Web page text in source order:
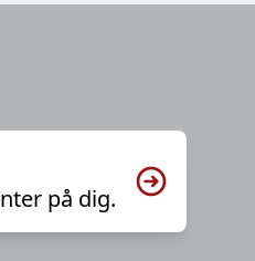
på dig.